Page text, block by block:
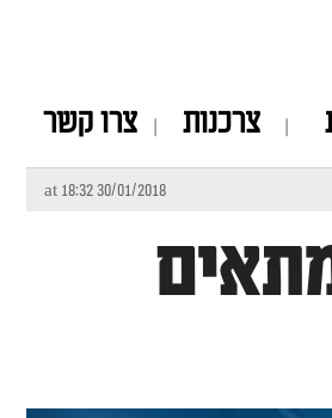
צרכנות צרו קשר
30/01/2018 at 18:32